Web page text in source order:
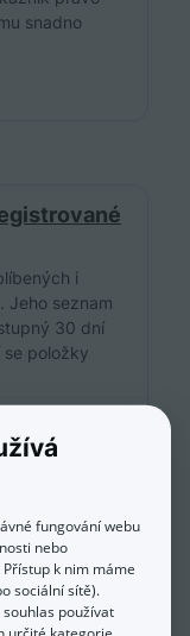
snadno
i
Jeho seznam
30 dní
se položky
do
fungování webu
nebo
k nim máme
sociální sítě).
používat